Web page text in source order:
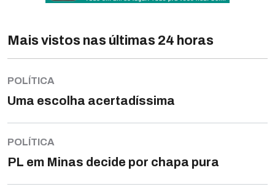
Mais vistos nas últimas 24 horas
POLÍTICA
Uma escolha acertadíssima
POLÍTICA
PL em Minas decide por chapa pura